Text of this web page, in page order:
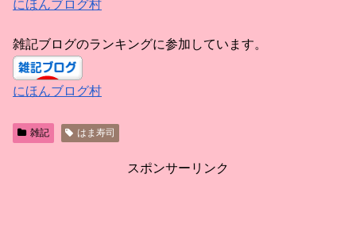
にほんブログ村
雑記ブログのランキングに参加しています。
にほんブログ村
雑記 はま寿司
スポンサーリンク